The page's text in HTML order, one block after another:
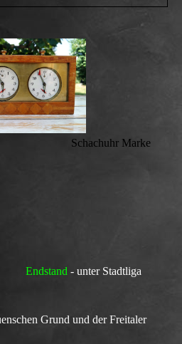
Marke
Endstand - unter Stadtliga
Grund und der Freitaler